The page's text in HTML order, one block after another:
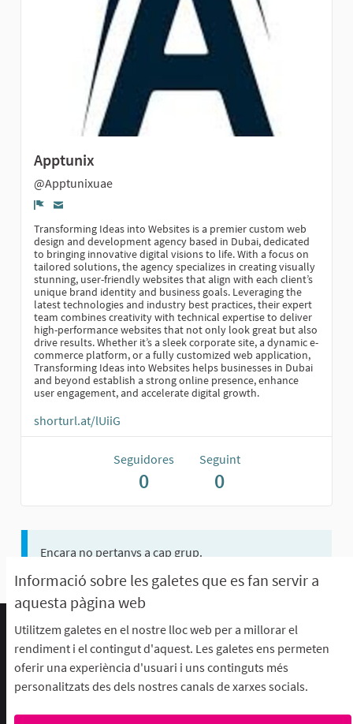
Informació sobre les galetes que es fan servir a
aquesta pàgina web
Utilitzem galetes en el nostre lloc web per a millorar el
rendiment i el contingut d'aquest. Les galetes ens permeten
oferir una experiència d'usuari i uns continguts més
personalitzats des dels nostres canals de xarxes socials.
Apptunix
@Apptunixuae
Denúncia
Transforming Ideas into Websites is a premier custom web
design and development agency based in Dubai, dedicated
to bringing innovative digital visions to life. With a focus on
tailored solutions, the agency specializes in creating visually
stunning, user-friendly websites that align with each client’s
unique brand identity and business goals. Leveraging the
latest technologies and industry best practices, their expert
team combines creativity with technical expertise to deliver
high-performance websites that not only look great but also
drive results. Whether it’s a sleek corporate site, a dynamic e-
commerce platform, or a fully customized web application,
Transforming Ideas into Websites helps businesses in Dubai
and beyond establish a strong online presence, enhance
user engagement, and accelerate digital growth.
shorturl.at/lUiiG
Seguidores
0
Seguint
0
Encara no pertanys a cap grup.
Termes d'ús i condicions
Descarrega els fitxers de dades obertes
Configuració de les galetes